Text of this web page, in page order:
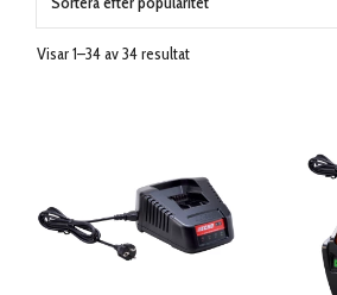
Visar 1–34 av 34 resultat